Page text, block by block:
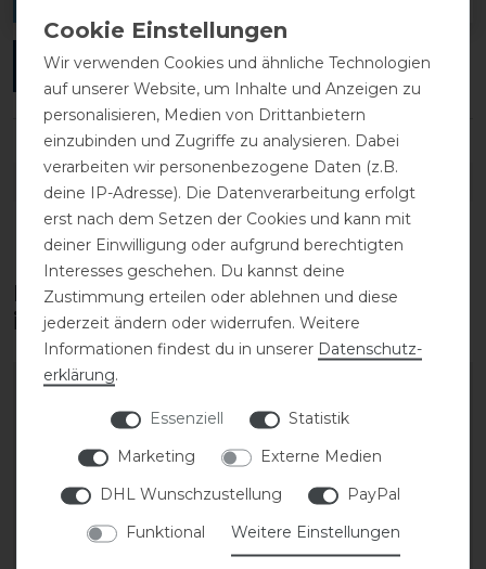
ANMELDEN
DETAILS ZUR PRODUKTSICHERHEIT
Diese Produkte könnten dich auch
interessieren
Wir verwenden Cookies und ähnliche Technologien
auf unserer Website, um Inhalte und Anzeigen zu
personalisieren, Medien von Drittanbietern
einzubinden und Zugriffe zu analysieren. Dabei
verarbeiten wir personenbezogene Daten (z.B.
deine IP-Adresse). Die Datenverarbeitung erfolgt
erst nach dem Setzen der Cookies und kann mit
deiner Einwilligung oder aufgrund berechtigten
Interesses geschehen. Du kannst deine
Zustimmung erteilen oder ablehnen und diese
jederzeit ändern oder widerrufen. Weitere
Informationen findest du in unserer Daten­schutz­
erklärung.
Essenziell
Statistik
Marketing
Externe Medien
DHL Wunschzustellung
PayPal
Funktional
Weitere Einstellungen